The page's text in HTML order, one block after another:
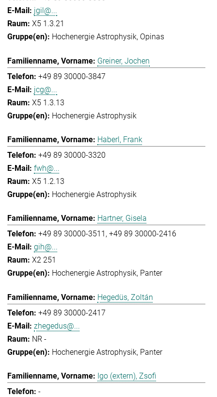
jgil@...
X5 1.3.21
Hochenergie Astrophysik Opinas
Greiner, Jochen
+49 89 30000-3847
jcg@...
X5 1.3.13
Hochenergie Astrophysik
Haberl, Frank
+49 89 30000-3320
fwh@...
X5 1.2.13
Hochenergie Astrophysik
Hartner, Gisela
+49 89 30000-3511 +49 89 30000-2416
gih@...
X2 251
Hochenergie Astrophysik Panter
Hegedüs, Zoltán
+49 89 30000-2417
zhegedus@...
NR -
Hochenergie Astrophysik Panter
Igo (extern), Zsofi
-